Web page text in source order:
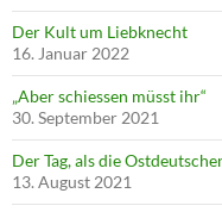
Der Kult um Liebknecht
16. Januar 2022
„Aber schiessen müsst ihr“
30. September 2021
Der Tag, als die
13. August 2021